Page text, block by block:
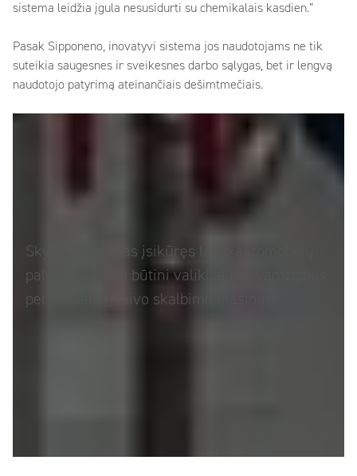
sistema leidžia įgula nesusidurti su chemikalais kasdien.”
Pasak Sipponeno, inovatyvi sistema jos naudotojams ne tik
suteikia saugesnes ir sveikesnes darbo sąlygas, bet ir lengvą
naudotojo patyrimą ateinančiais dešimtmečiais.
Skyriaus centras įsikūręs laivo automobilių
palube, iš kurio būtini valikliai per vamzdžius
perduodami į laivo skalbimo mašinas.